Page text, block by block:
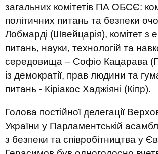
загальних комітетів ПА ОБСЄ:
політичних питань та безпеки
Лобмарді (Швейцарія), комітет з
питань, науки, технологій та
середовища – Софіо Кацарава
із демократії, прав людини та
питань - Кіріакос Хаджіяні (Кіпр).
Голова постійної делегації
України у Парламентській
з безпеки та співробітництва у